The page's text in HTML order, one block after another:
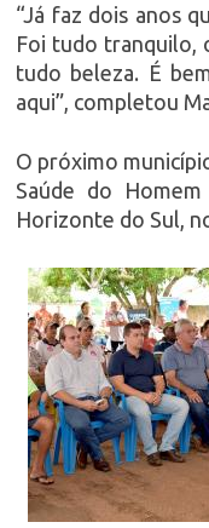
“Já faz dois anos
Foi tudo tranquilo,
tudo beleza. É
aqui”, completou
O próximo
Saúde do
Horizonte do Sul,